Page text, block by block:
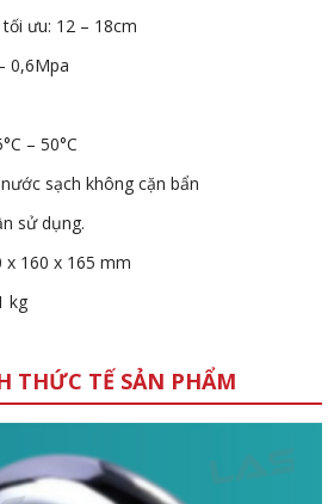
ưu: 12 – 18cm
0,6Mpa
– 50°C
sạch không cặn bẩn
sử dụng.
x 160 x 165 mm
kg
THỨC TẾ SẢN PHẨM